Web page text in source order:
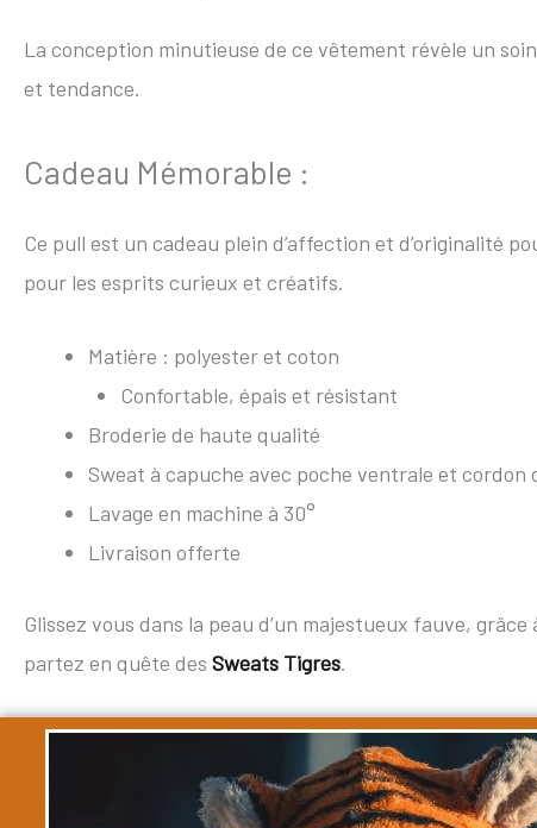
La conception minutieuse de ce vêtement révèle un
et tendance.
Cadeau Mémorable :
Ce pull est un cadeau plein d’affection et d’originalité
pour les esprits curieux et créatifs.
Matière : polyester et coton
Confortable, épais et résistant
Broderie de haute qualité
Sweat à capuche avec poche ventrale et cordon
Lavage en machine à 30°
Livraison offerte
Glissez vous dans la peau d’un majestueux fauve, grâce
partez en quête des Sweats Tigres.